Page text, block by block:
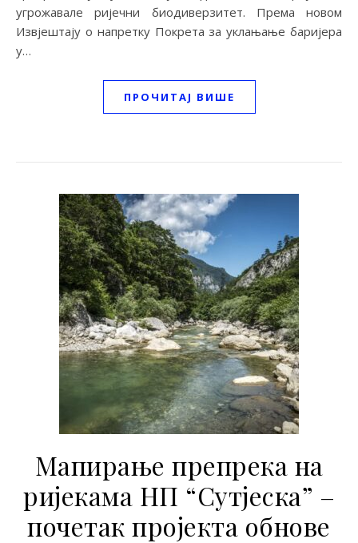
угрожавале ријечни биодиверзитет. Према новом
Извјештају о напретку Покрета за уклањање баријера
у…
ПРОЧИТАЈ ВИШЕ
Мапирање препрека на
ријекама НП “Сутјеска” –
почетак пројекта обнове